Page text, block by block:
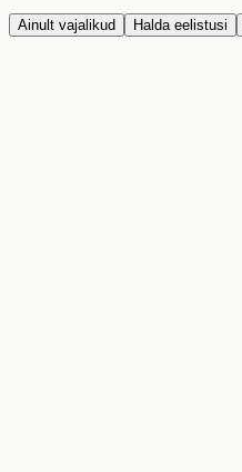
Ainult vajalikud Halda eelistusi